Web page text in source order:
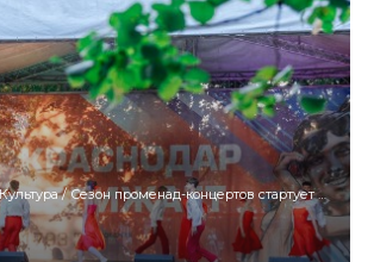
Культура/Сезон променад-концертов стартует в Краснодаре 30 мая